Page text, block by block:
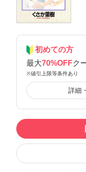
初めての方
最大70%OFFク
※値引上限等条件あり
詳細